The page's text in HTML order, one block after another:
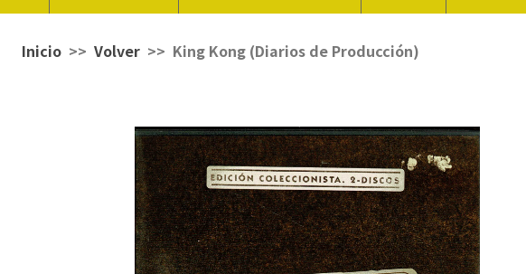
Inicio Volver King Kong (Diarios de Producción)